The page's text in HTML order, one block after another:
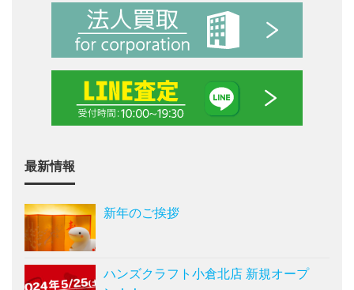
最新情報
新年のご挨拶
ハンズクラフト小倉北店 新規オープ